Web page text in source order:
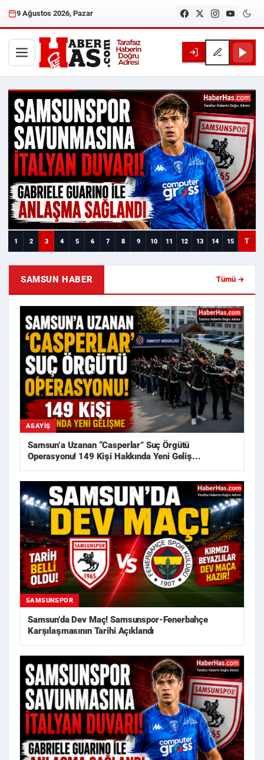
9 Ağustos 2026, Pazar
Haberhas — Samsun Son
1 2 3 4 5 6 7 8 9 10 11 12 13 14 15 T
SAMSUN HABER Tümü →
ASAYIŞ
Samsun’a Uzanan “Casperlar” Suç Örgütü
Operasyonu! 149 Kişi Hakkında Yeni Geliş...
SAMSUNSPOR
Samsun’da Dev Maç! Samsunspor-Fenerbahçe
Karşılaşmasının Tarihi Açıklandı